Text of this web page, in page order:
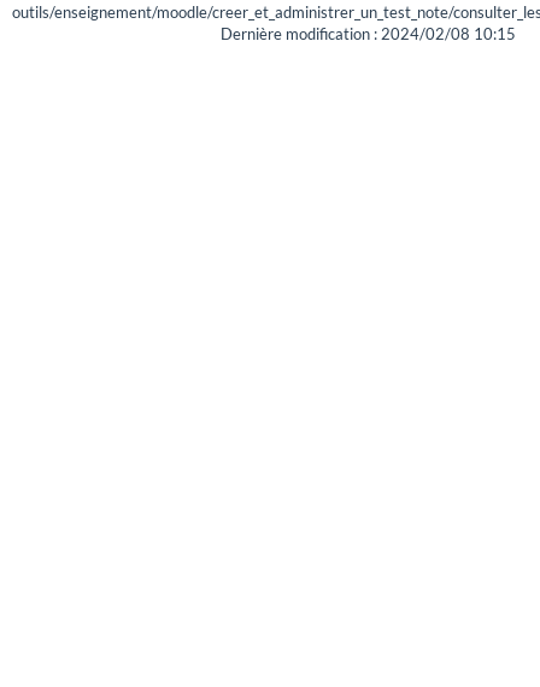
outils/enseignement/moodle/creer_et_administrer_un_test_note/
Dernière modification : 2024/02/08 10:15